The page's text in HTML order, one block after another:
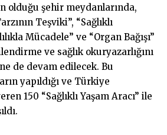
olduğu şehir meydanlarında,
Teşviki”, “Sağlıklı
Mücadele” ve “Organ Bağışı”
ve sağlık okuryazarlığını
de devam edilecek. Bu
yapıldığı ve Türkiye
150 “Sağlıklı Yaşam Aracı” ile